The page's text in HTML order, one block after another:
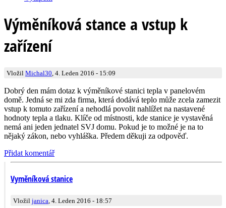
Výměníková stance a vstup k
zařízení
Vložil Michal30 , 4. Leden 2016 - 15:09
Dobrý den mám dotaz k výměníkové stanici tepla v panelovém
domě. Jedná se mi zda firma, která dodává teplo může zcela zamezit
vstup k tomuto zařízení a nehodlá povolit nahlížet na nastavené
hodnoty tepla a tlaku. Klíče od místnosti, kde stanice je vystavěná
nemá ani jeden jednatel SVJ domu. Pokud je to možné je na to
nějaký zákon, nebo vyhláška. Předem děkuji za odpověď.
Přidat komentář
Vyměníková stanice
Vložil janica, 4. Leden 2016 - 18:57